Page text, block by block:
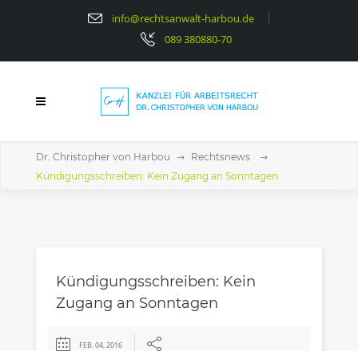
info@rechtsanwalt-harbou.de
089 380880-70
Dr. Christopher von Harbou
Rechtsnews
Kündigungsschreiben: Kein Zugang an Sonntagen
Kündigungsschreiben: Kein
Zugang an Sonntagen
FEB. 04, 2016